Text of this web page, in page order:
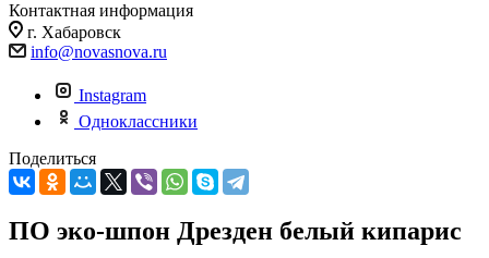
Контактная информация
г. Хабаровск
info@novasnova.ru
Instagram
Одноклассники
Поделиться
ПО эко-шпон Дрезден белый кипарис